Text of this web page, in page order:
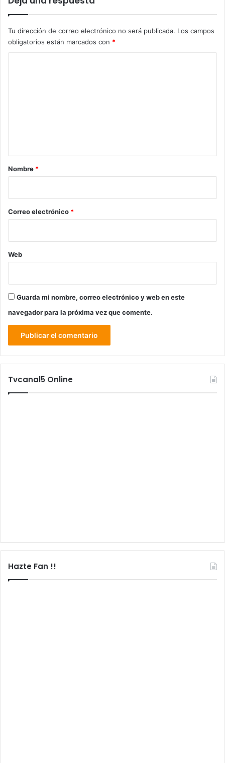
Tu dirección de correo electrónico no será publicada. Los campos
obligatorios están marcados con *
r
*
Nombre *
Correo electrónico *
Web
Guarda mi nombre, correo electrónico y web en este
navegador para la próxima vez que comente.
Tvcanal5 Online
Hazte Fan !!